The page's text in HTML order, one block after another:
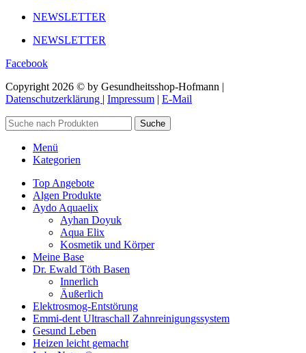
NEWSLETTER
NEWSLETTER
Facebook
Copyright 2026 © by Gesundheitsshop-Hofmann |
Datenschutzerklärung | Impressum | E-Mail
Suche
Menü
Kategorien
Top Angebote
Algen Produkte
Aydo Aquaelix
Ayhan Doyuk
Aqua Elix
Kosmetik und Körper
Meine Base
Dr. Ewald Töth Basen
Innerlich
Äußerlich
Elektrosmog-Entstörung
Emmi-dent Ultraschall Zahnreinigungssystem
Gesund Leben
Heizen leicht gemacht